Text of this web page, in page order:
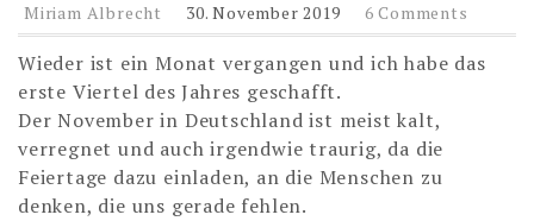
Miriam Albrecht 30. November 2019 6 Comments
Wieder ist ein Monat vergangen und ich habe das
erste Viertel des Jahres geschafft.
Der November in Deutschland ist meist kalt,
verregnet und auch irgendwie traurig, da die
Feiertage dazu einladen, an die Menschen zu
denken, die uns gerade fehlen.